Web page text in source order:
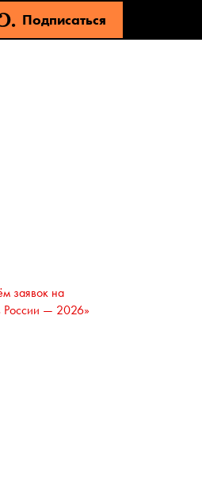
Подписаться
заявок на
России — 2026»